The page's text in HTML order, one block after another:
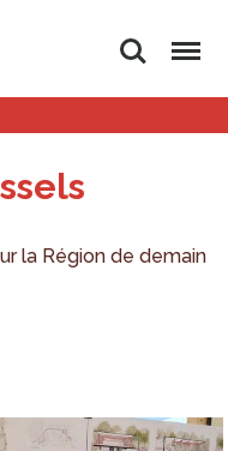
Rechercher
Menu
la Région de demain